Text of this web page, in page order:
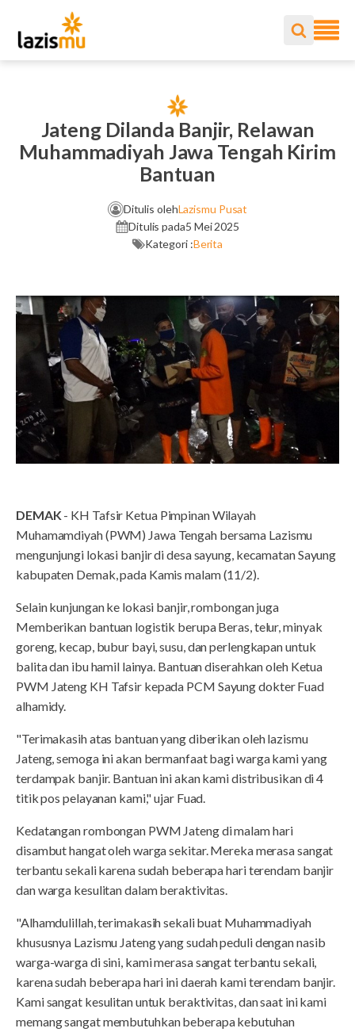
Jateng Dilanda Banjir, Relawan
Muhammadiyah Jawa Tengah Kirim
Bantuan
Ditulis olehLazismu Pusat
Ditulis pada5 Mei 2025
Kategori :Berita
DEMAK - KH Tafsir Ketua Pimpinan Wilayah
Muhamamdiyah (PWM) Jawa Tengah bersama Lazismu
mengunjungi lokasi banjir di desa sayung, kecamatan Sayung
kabupaten Demak, pada Kamis malam (11/2).
Selain kunjungan ke lokasi banjir, rombongan juga
Memberikan bantuan logistik berupa Beras, telur, minyak
goreng, kecap, bubur bayi, susu, dan perlengkapan untuk
balita dan ibu hamil lainya. Bantuan diserahkan oleh Ketua
PWM Jateng KH Tafsir kepada PCM Sayung dokter Fuad
alhamidy.
"Terimakasih atas bantuan yang diberikan oleh lazismu
Jateng, semoga ini akan bermanfaat bagi warga kami yang
terdampak banjir. Bantuan ini akan kami distribusikan di 4
titik pos pelayanan kami," ujar Fuad.
Kedatangan rombongan PWM Jateng di malam hari
disambut hangat oleh warga sekitar. Mereka merasa sangat
terbantu sekali karena sudah beberapa hari terendam banjir
dan warga kesulitan dalam beraktivitas.
"Alhamdulillah, terimakasih sekali buat Muhammadiyah
khususnya Lazismu Jateng yang sudah peduli dengan nasib
warga-warga di sini, kami merasa sangat terbantu sekali,
karena sudah beberapa hari ini daerah kami terendam banjir.
Kami sangat kesulitan untuk beraktivitas, dan saat ini kami
memang sangat membutuhkan beberapa kebutuhan